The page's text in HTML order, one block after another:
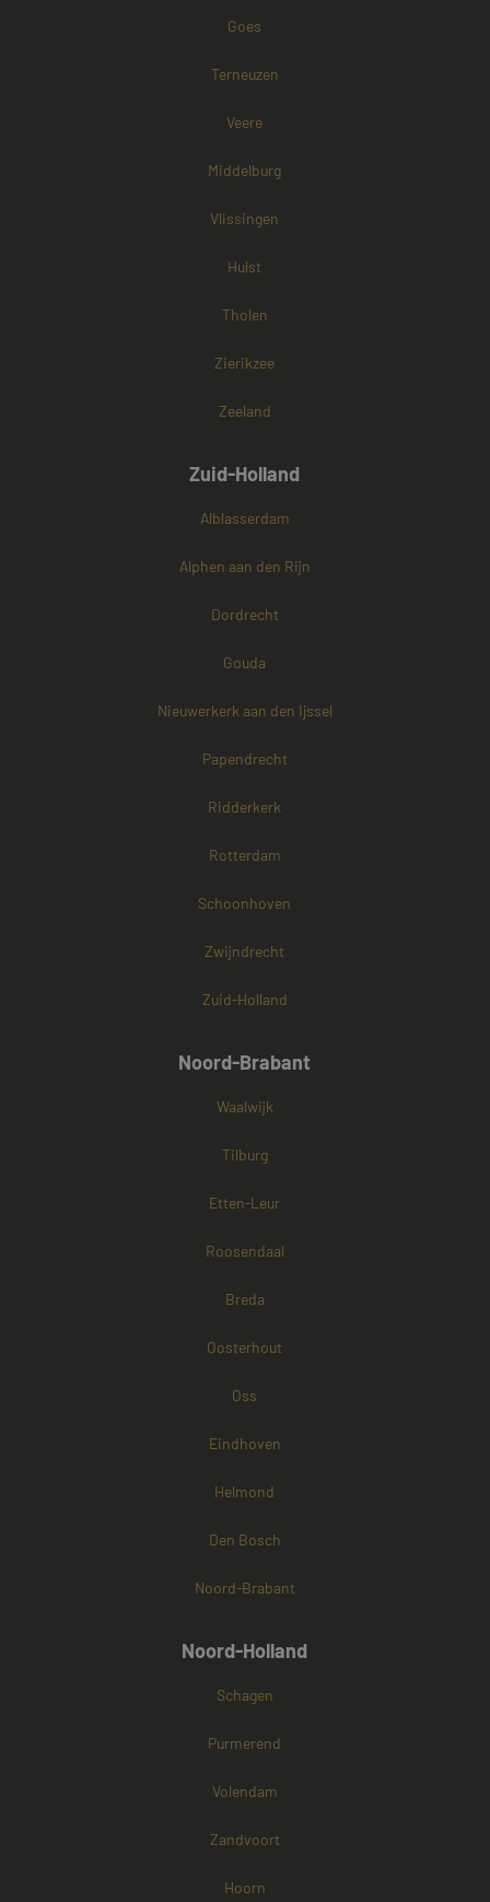
Goes
Terneuzen
Veere
Middelburg
Vlissingen
Hulst
Tholen
Zierikzee
Zeeland
Zuid-Holland
Alblasserdam
Alphen aan den Rijn
Dordrecht
Gouda
Nieuwerkerk aan den Ijssel
Papendrecht
Ridderkerk
Rotterdam
Schoonhoven
Zwijndrecht
Zuid-Holland
Noord-Brabant
Waalwijk
Tilburg
Etten-Leur
Roosendaal
Breda
Oosterhout
Oss
Eindhoven
Helmond
Den Bosch
Noord-Brabant
Noord-Holland
Schagen
Purmerend
Volendam
Zandvoort
Hoorn